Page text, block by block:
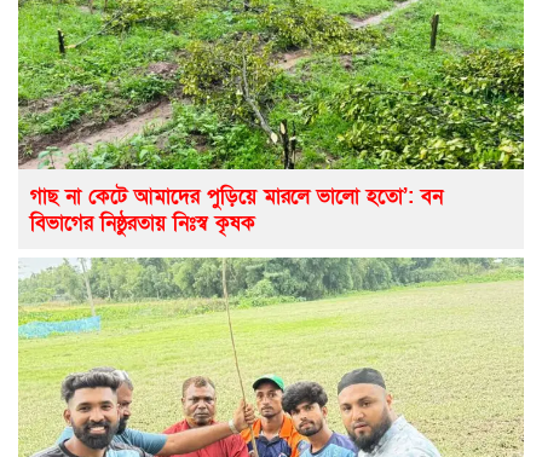
গাছ না কেটে আমাদের পুড়িয়ে মারলে ভালো হতো’: বন
বিভাগের নিষ্ঠুরতায় নিঃস্ব কৃষক